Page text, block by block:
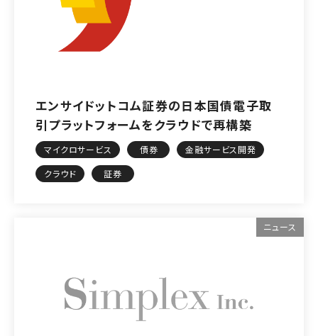
エンサイドットコム証券の日本国債電子取
引プラットフォームをクラウドで再構築
マイクロサービス 債券
金融サービス開発
クラウド
証券
ニュース